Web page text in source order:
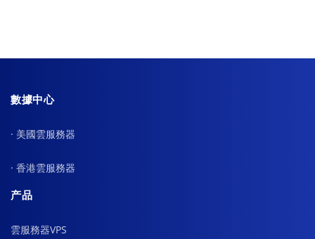
數據中心
· 美國雲服務器
· 香港雲服務器
产品
雲服務器VPS